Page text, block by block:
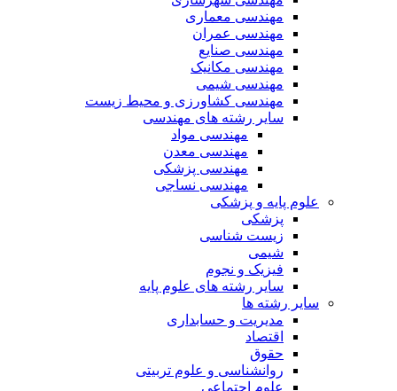
مهندسی معماری
مهندسی عمران
مهندسی صنایع
مهندسی مکانیک
مهندسی شیمی
مهندسی کشاورزی و محیط زیست
سایر رشته های مهندسی
مهندسی مواد
مهندسی معدن
مهندسی پزشکی
مهندسی نساجی
علوم پایه و پزشکی
پزشکی
زیست شناسی
شیمی
فیزیک و نجوم
سایر رشته های علوم پایه
سایر رشته ها
مدیریت و حسابداری
اقتصاد
حقوق
روانشناسی و علوم تربیتی
علوم اجتماعی